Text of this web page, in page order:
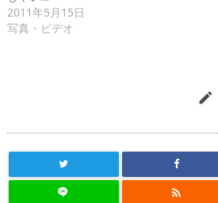
2011年5月15日
写真・ビデオ

